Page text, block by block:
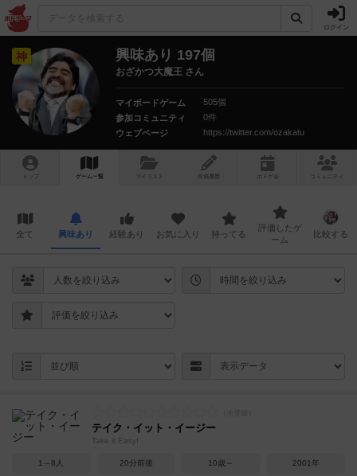
ログイン
神 興味あり 197個
おざかつ大魔王 さん
マイボードゲーム
505個
参加コミュニティ
0件
ウェブページ
https://twitter.com/ozakatu
トップ ゲーム一覧 マイリスト 投稿履歴 ボ ドゲ コミュニティ
全て 興味あり 経験あり お気に入り 持ってる
評価したゲ
ーム
比較する
テイク・イット・イージー
Take it Easy!
1～8人 20分前後 10歳～ 2001年